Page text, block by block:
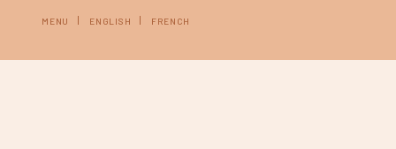
MENU ENGLISH FRENCH